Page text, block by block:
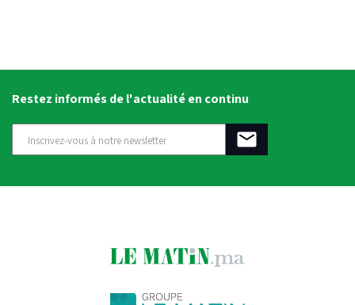
Restez informés de l'actualité en continu